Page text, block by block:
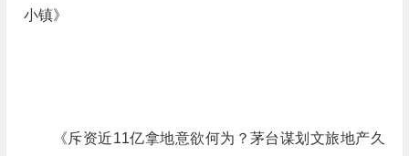
小镇》
《斥资近11亿拿地意欲何为？茅台谋划文旅地产久